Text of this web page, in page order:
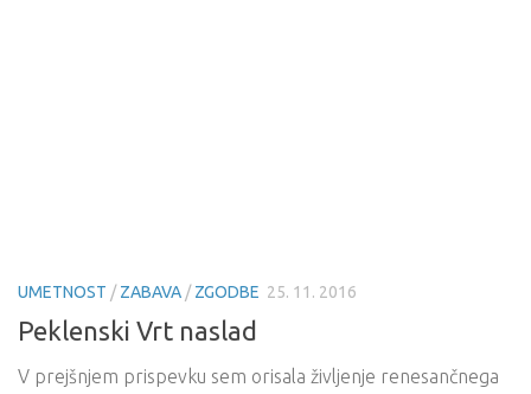
UMETNOST /ZABAVA /ZGODBE 25. 11. 2016
Peklenski Vrt naslad
V prejšnjem prispevku sem orisala življenje renesančnega